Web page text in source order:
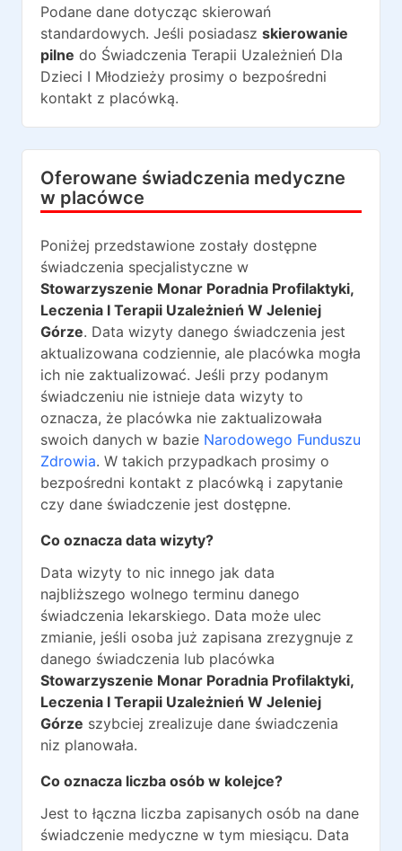
Podane dane dotycząc skierowań
standardowych. Jeśli posiadasz skierowanie
pilne do Świadczenia Terapii Uzależnień Dla
Dzieci I Młodzieży prosimy o bezpośredni
kontakt z placówką.
Oferowane świadczenia medyczne
w placówce
Poniżej przedstawione zostały dostępne
świadczenia specjalistyczne w
Stowarzyszenie Monar Poradnia Profilaktyki,
Leczenia I Terapii Uzależnień W Jeleniej
Górze. Data wizyty danego świadczenia jest
aktualizowana codziennie, ale placówka mogła
ich nie zaktualizować. Jeśli przy podanym
świadczeniu nie istnieje data wizyty to
oznacza, że placówka nie zaktualizowała
swoich danych w bazie Narodowego Funduszu
Zdrowia. W takich przypadkach prosimy o
bezpośredni kontakt z placówką i zapytanie
czy dane świadczenie jest dostępne.
Co oznacza data wizyty?
Data wizyty to nic innego jak data
najbliższego wolnego terminu danego
świadczenia lekarskiego. Data może ulec
zmianie, jeśli osoba już zapisana zrezygnuje z
danego świadczenia lub placówka
Stowarzyszenie Monar Poradnia Profilaktyki,
Leczenia I Terapii Uzależnień W Jeleniej
Górze szybciej zrealizuje dane świadczenia
niz planowała.
Co oznacza liczba osób w kolejce?
Jest to łączna liczba zapisanych osób na dane
świadczenie medyczne w tym miesiącu. Data